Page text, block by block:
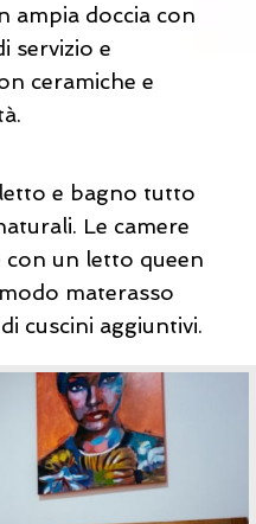
ampia doccia con
servizio e
ceramiche e
e bagno tutto
Le camere
un letto queen
materasso
cuscini aggiuntivi.